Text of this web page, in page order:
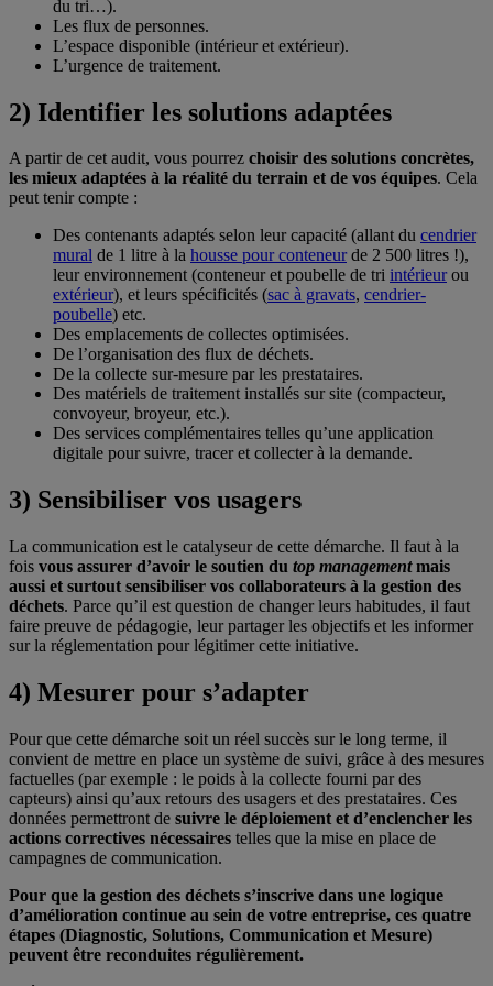
du tri…).
Les flux de personnes.
L’espace disponible (intérieur et extérieur).
L’urgence de traitement.
2) Identifier les solutions adaptées
A partir de cet audit, vous pourrez choisir des solutions concrètes,
les mieux adaptées à la réalité du terrain et de vos équipes. Cela
peut tenir compte :
Des contenants adaptés selon leur capacité (allant du cendrier
mural de 1 litre à la housse pour conteneurde 2 500 litres !),
leur environnement (conteneur et poubelle de tri intérieurou
extérieur), et leurs spécificités (sac à gravats, cendrier-
poubelle) etc.
Des emplacements de collectes optimisées.
De l’organisation des flux de déchets.
De la collecte sur-mesure par les prestataires.
Des matériels de traitement installés sur site (compacteur,
convoyeur, broyeur, etc.).
Des services complémentaires telles qu’une application
digitale pour suivre, tracer et collecter à la demande.
3) Sensibiliser vos usagers
La communication est le catalyseur de cette démarche. Il faut à la
fois vous assurer d’avoir le soutien du top managementmais
aussi et surtout sensibiliser vos collaborateurs à la gestion des
déchets. Parce qu’il est question de changer leurs habitudes, il faut
faire preuve de pédagogie, leur partager les objectifs et les informer
sur la réglementation pour légitimer cette initiative.
4) Mesurer pour s’adapter
Pour que cette démarche soit un réel succès sur le long terme, il
convient de mettre en place un système de suivi, grâce à des mesures
factuelles (par exemple : le poids à la collecte fourni par des
capteurs) ainsi qu’aux retours des usagers et des prestataires. Ces
données permettront de suivre le déploiement et d’enclencher les
actions correctives nécessaires telles que la mise en place de
campagnes de communication.
Pour que la gestion des déchets s’inscrive dans une logique
d’amélioration continue au sein de votre entreprise, ces quatre
étapes (Diagnostic, Solutions, Communication et Mesure)
peuvent être reconduites régulièrement.